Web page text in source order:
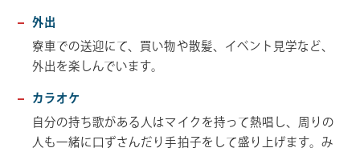
外出
寮車での送迎にて、買い物や散髪、イベント見学など、
外出を楽しんでいます。
カラオケ
自分の持ち歌がある人はマイクを持って熱唱し、周りの
人も一緒に口ずさんだり手拍子をして盛り上げます。み